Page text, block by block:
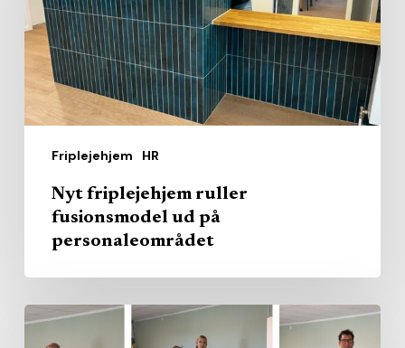
Friplejehjem HR
på
personaleområdet
Nyt friplejehjem ruller
fusionsmodel ud på
personaleområdet
Diakonissestiftelsen